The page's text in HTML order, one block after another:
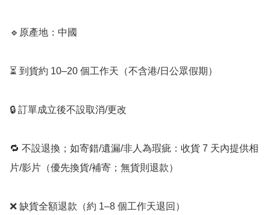
🔹原產地：中國
⏳ 到貨約 10–20 個工作天（不含港/日公眾假期）
🔒 訂單成立後不設取消/更改
🔁 不設退換；如寄錯/遺漏/非人為瑕疵：收貨 7 天內提供相
片/影片（優先換貨/補寄；無貨則退款）
❌ 缺貨全額退款（約 1–8 個工作天退回）